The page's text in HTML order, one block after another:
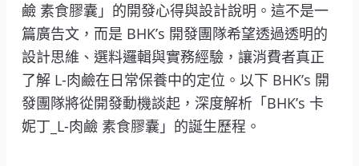
鹼 素食膠囊」的開發心得與設計說明。這不是一
篇廣告文，而是 BHK’s 開發團隊希望透過透明的
設計思維、選料邏輯與實務經驗，讓消費者真正
了解 L-肉鹼在日常保養中的定位。以下 BHK’s 開
發團隊將從開發動機談起，深度解析「BHK’s 卡
妮丁_L-肉鹼 素食膠囊」的誕生歷程。